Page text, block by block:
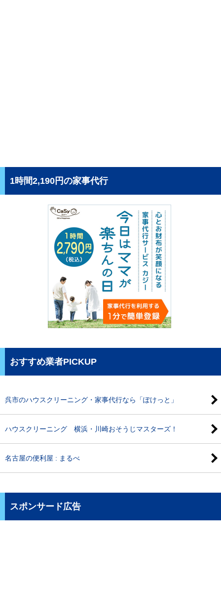
1時間2,190円の家事代行
おすすめ業者PICKUP
呉市のハウスクリーニング・家事代行なら「ぽけっと」
ハウスクリーニング 横浜・川崎おそうじマスターズ！
名古屋の便利屋 : まるべ
スポンサード広告